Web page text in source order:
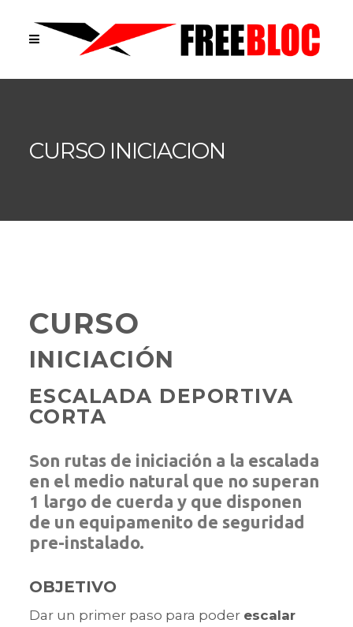
CURSO INICIACION
CURSO
INICIACIÓN
ESCALADA DEPORTIVA
CORTA
Son rutas de iniciación a la escalada
en el medio natural que no superan
1 largo de cuerda y que disponen
de un equipamenito de seguridad
pre-instalado.
OBJETIVO
Dar un primer paso para poder escalar